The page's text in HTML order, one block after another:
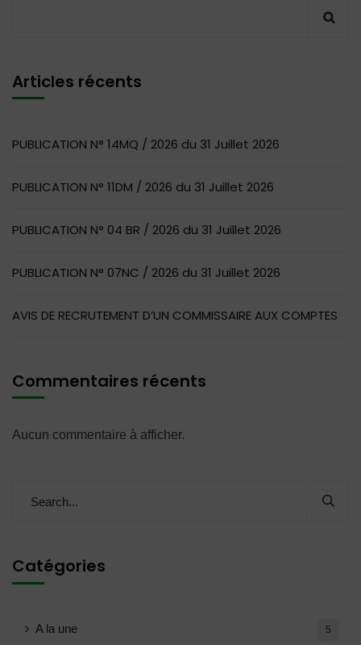
Articles récents
PUBLICATION N° 14MQ / 2026 du 31 Juillet 2026
PUBLICATION N° 11DM / 2026 du 31 Juillet 2026
PUBLICATION N° 04 BR / 2026 du 31 Juillet 2026
PUBLICATION N° 07NC / 2026 du 31 Juillet 2026
AVIS DE RECRUTEMENT D’UN COMMISSAIRE AUX COMPTES
Commentaires récents
Aucun commentaire à afficher.
Catégories
A la une 5